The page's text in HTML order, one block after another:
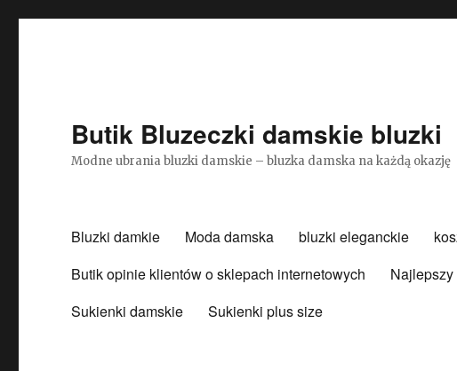
Butik Bluzeczki damskie bluzki
Modne ubrania bluzki damskie – bluzka damska na każdą okazję
Bluzki damkie Moda damska bluzki eleganckie
Butik opinie klientów o sklepach internetowych
Sukienki damskie
Sukienki plus size